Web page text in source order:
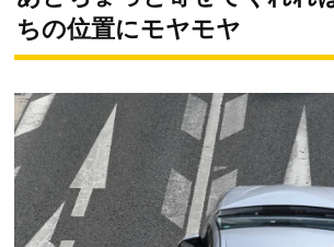
ちの位置にモヤモヤ